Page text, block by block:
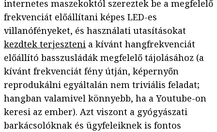
internetes maszekoktól szereztek be a megfelelő
frekvenciát előállítani képes LED-es
villanófényeket, és használati utasításokat
kezdtek terjeszteni a kívánt hangfrekvenciát
előállító basszusládák megfelelő tájolásához (a
kívánt frekvenciát fény útján, képernyőn
reprodukálni egyáltalán nem triviális feladat;
hangban valamivel könnyebb, ha a Youtube-on
keresi az ember). Azt viszont a gyógyászati
barkácsolóknak és ügyfeleiknek is fontos